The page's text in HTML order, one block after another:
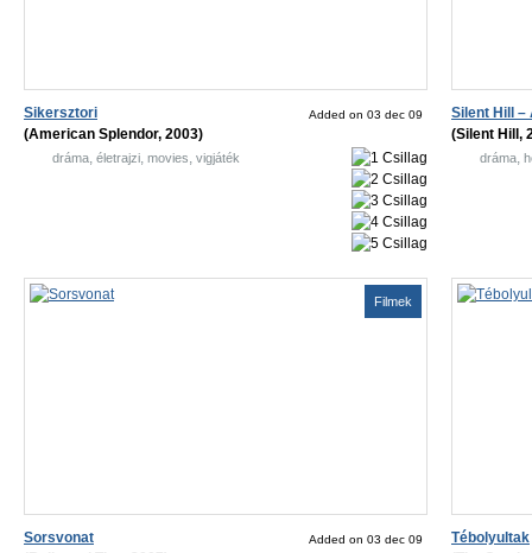
Sikersztori
(American Splendor, 2003)
Added on 03 dec 09
dráma, életrajzi, movies, vigjáték
Silent Hill –
(Silent Hill,
dráma,
Filmek
Sorsvonat
Added on 03 dec 09
Tébolyultak